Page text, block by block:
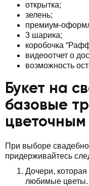
открытка;
зелень;
премиум-
3 шарика;
коробочка
видеоотчет о
возможность
Букет на
базовые
При выборе
придерживайтесь
Дочери,
любимые цветы.